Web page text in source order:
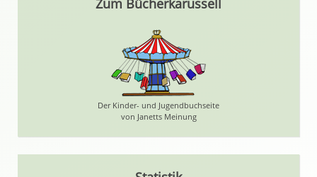
Zum Bücherkarussell
Der Kinder- und Jugendbuchseite
von Janetts Meinung